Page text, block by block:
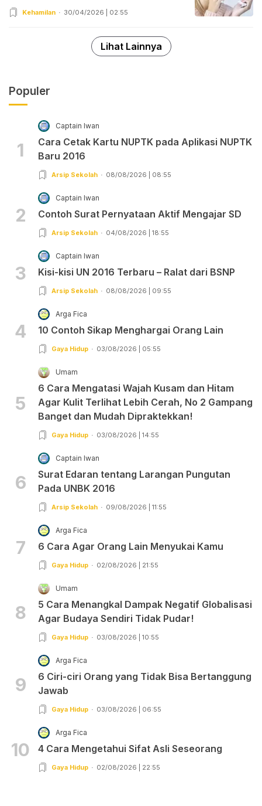
Kehamilan 30/04/2026 | 02:55
Lihat Lainnya
Populer
1
Captain Iwan
Cara Cetak Kartu NUPTK pada Aplikasi NUPTK
Baru 2016
Arsip Sekolah 08/08/2026 | 08:55
2
Captain Iwan
Contoh Surat Pernyataan Aktif Mengajar SD
Arsip Sekolah 04/08/2026 | 18:55
3
Captain Iwan
Kisi-kisi UN 2016 Terbaru – Ralat dari BSNP
Arsip Sekolah 08/08/2026 | 09:55
4
Arga Fica
10 Contoh Sikap Menghargai Orang Lain
Gaya Hidup 03/08/2026 | 05:55
5
Umam
6 Cara Mengatasi Wajah Kusam dan Hitam
Agar Kulit Terlihat Lebih Cerah, No 2 Gampang
Banget dan Mudah Dipraktekkan!
Gaya Hidup 03/08/2026 | 14:55
6
Captain Iwan
Surat Edaran tentang Larangan Pungutan
Pada UNBK 2016
Arsip Sekolah 09/08/2026 | 11:55
7
Arga Fica
6 Cara Agar Orang Lain Menyukai Kamu
Gaya Hidup 02/08/2026 | 21:55
8
Umam
5 Cara Menangkal Dampak Negatif Globalisasi
Agar Budaya Sendiri Tidak Pudar!
Gaya Hidup 03/08/2026 | 10:55
9
Arga Fica
6 Ciri-ciri Orang yang Tidak Bisa Bertanggung
Jawab
Gaya Hidup 03/08/2026 | 06:55
10
Arga Fica
4 Cara Mengetahui Sifat Asli Seseorang
Gaya Hidup 02/08/2026 | 22:55